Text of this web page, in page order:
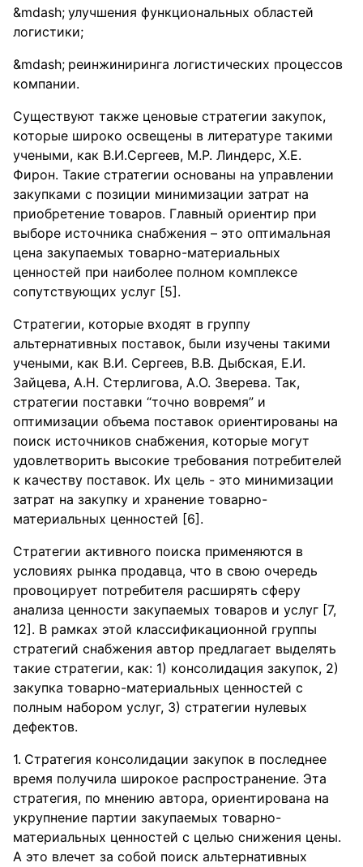
улучшения функциональных областей
логистики;
реинжиниринга логистических процессов
компании.
Существуют также ценовые стратегии закупок,
которые широко освещены в литературе такими
учеными, как В.И.Сергеев, М.Р. Линдерс, Х.Е.
Фирон. Такие стратегии основаны на управлении
закупками с позиции минимизации затрат на
приобретение товаров. Главный ориентир при
выборе источника снабжения – это оптимальная
цена закупаемых товарно-материальных
ценностей при наиболее полном комплексе
сопутствующих услуг [5].
Стратегии, которые входят в группу
альтернативных поставок, были изучены такими
учеными, как В.И. Сергеев, В.В. Дыбская, Е.И.
Зайцева, А.Н. Стерлигова, А.О. Зверева. Так,
стратегии поставки “точно вовремя” и
оптимизации объема поставок ориентированы на
поиск источников снабжения, которые могут
удовлетворить высокие требования потребителей
к качеству поставок. Их цель - это минимизации
затрат на закупку и хранение товарно-
материальных ценностей [6].
Стратегии активного поиска применяются в
условиях рынка продавца, что в свою очередь
провоцирует потребителя расширять сферу
анализа ценности закупаемых товаров и услуг [7,
12]. В рамках этой классификационной группы
стратегий снабжения автор предлагает выделять
такие стратегии, как: 1) консолидация закупок, 2)
закупка товарно-материальных ценностей с
полным набором услуг, 3) стратегии нулевых
дефектов.
Стратегия консолидации закупок в последнее
время получила широкое распространение. Эта
стратегия, по мнению автора, ориентирована на
укрупнение партии закупаемых товарно-
материальных ценностей с целью снижения цены.
А это влечет за собой поиск альтернативных